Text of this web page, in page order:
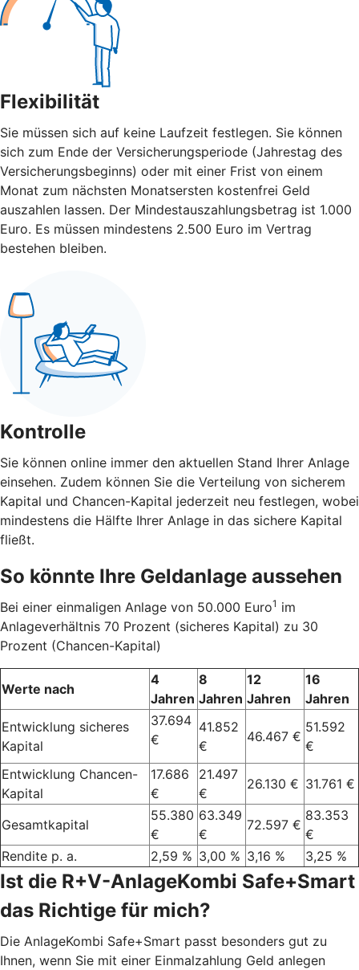
Flexibilität
Sie müssen sich auf keine Laufzeit festlegen. Sie können
sich zum Ende der Versicherungsperiode (Jahrestag des
Versicherungsbeginns) oder mit einer Frist von einem
Monat zum nächsten Monatsersten kostenfrei Geld
auszahlen lassen. Der Mindestauszahlungsbetrag ist 1.000
Euro. Es müssen mindestens 2.500 Euro im Vertrag
bestehen bleiben.
Kontrolle
Sie können online immer den aktuellen Stand Ihrer Anlage
einsehen. Zudem können Sie die Verteilung von sicherem
Kapital und Chancen-Kapital jederzeit neu festlegen, wobei
mindestens die Hälfte Ihrer Anlage in das sichere Kapital
fließt.
So könnte Ihre Geldanlage aussehen
Bei einer einmaligen Anlage von 50.000 Euro1 im
Anlageverhältnis 70 Prozent (sicheres Kapital) zu 30
Prozent (Chancen-Kapital)
Werte nach
4
Jahren
8
Jahren
12
Jahren
16
Jahren
Entwicklung sicheres
Kapital
37.694
€
41.852
€
46.467 €
51.592
€
Entwicklung Chancen-
Kapital
17.686
€
21.497
€
26.130 € 31.761 €
Gesamtkapital
55.380
€
63.349
€
72.597 €
83.353
€
Rendite p. a.
2,59 % 3,00 % 3,16 % 3,25 %
Ist die R+V-AnlageKombi Safe+Smart
das Richtige für mich?
Die AnlageKombi Safe+Smart passt besonders gut zu
Ihnen, wenn Sie mit einer Einmalzahlung Geld anlegen